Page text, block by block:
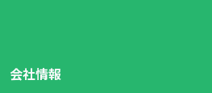
会社情報